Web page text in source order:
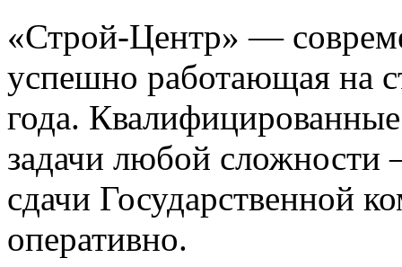
«Строй-Центр» —
успешно работающая на
года.
задачи любой сложности
сдачи Государственной
оперативно.